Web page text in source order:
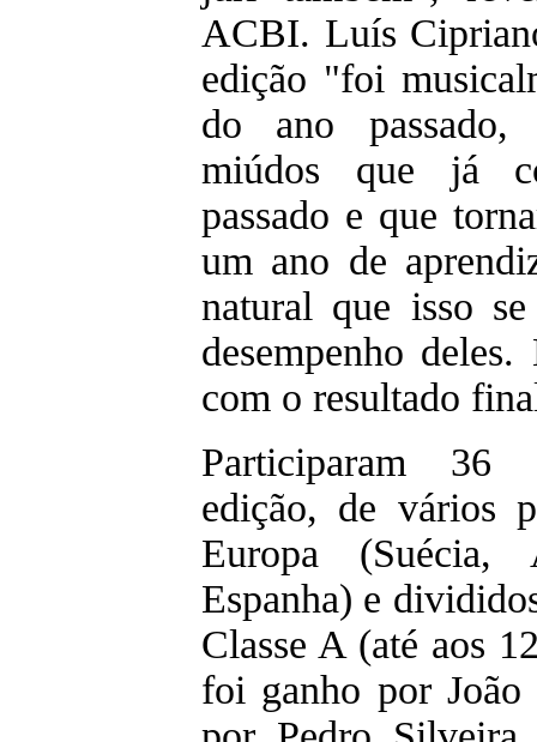
ACBI. Luís
edição "foi
do ano
miúdos que já
passado e que
um ano de
natural que isso
desempenho
com o resultado
Participaram 36
edição, de vários
Europa (Suécia,
Espanha) e
Classe A (até aos
foi ganho por